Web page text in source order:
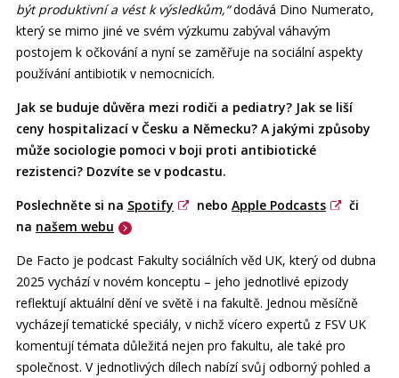
být produktivní a vést k výsledkům,“dodává Dino Numerato,
který se mimo jiné ve svém výzkumu zabýval váhavým
postojem k očkování a nyní se zaměřuje na sociální aspekty
používání antibiotik v nemocnicích.
Jak se buduje důvěra mezi rodiči a pediatry? Jak se liší
ceny hospitalizací v Česku a Německu? A jakými způsoby
může sociologie pomoci v boji proti antibiotické
rezistenci? Dozvíte se v podcastu.
Poslechněte si na Spotify nebo Apple Podcasts
či
na našem webu
De Facto je podcast Fakulty sociálních věd UK, který od dubna
2025 vychází v novém konceptu – jeho jednotlivé epizody
reflektují aktuální dění ve světě i na fakultě. Jednou měsíčně
vycházejí tematické speciály, v nichž vícero expertů z FSV UK
komentují témata důležitá nejen pro fakultu, ale také pro
společnost. V jednotlivých dílech nabízí svůj odborný pohled a